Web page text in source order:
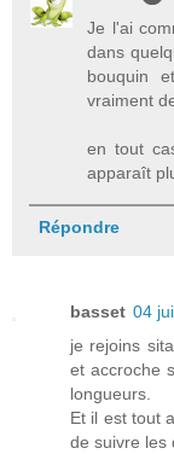
Je l'ai
dans
bouquin
vraiment
en tout
apparaît
Répondre
basset 04
je rejoins
et accroche
longueurs.
Et il est tout
de suivre les